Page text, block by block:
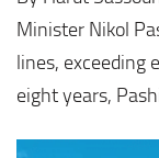
Minister Nikol
lines, exceeding
eight years,